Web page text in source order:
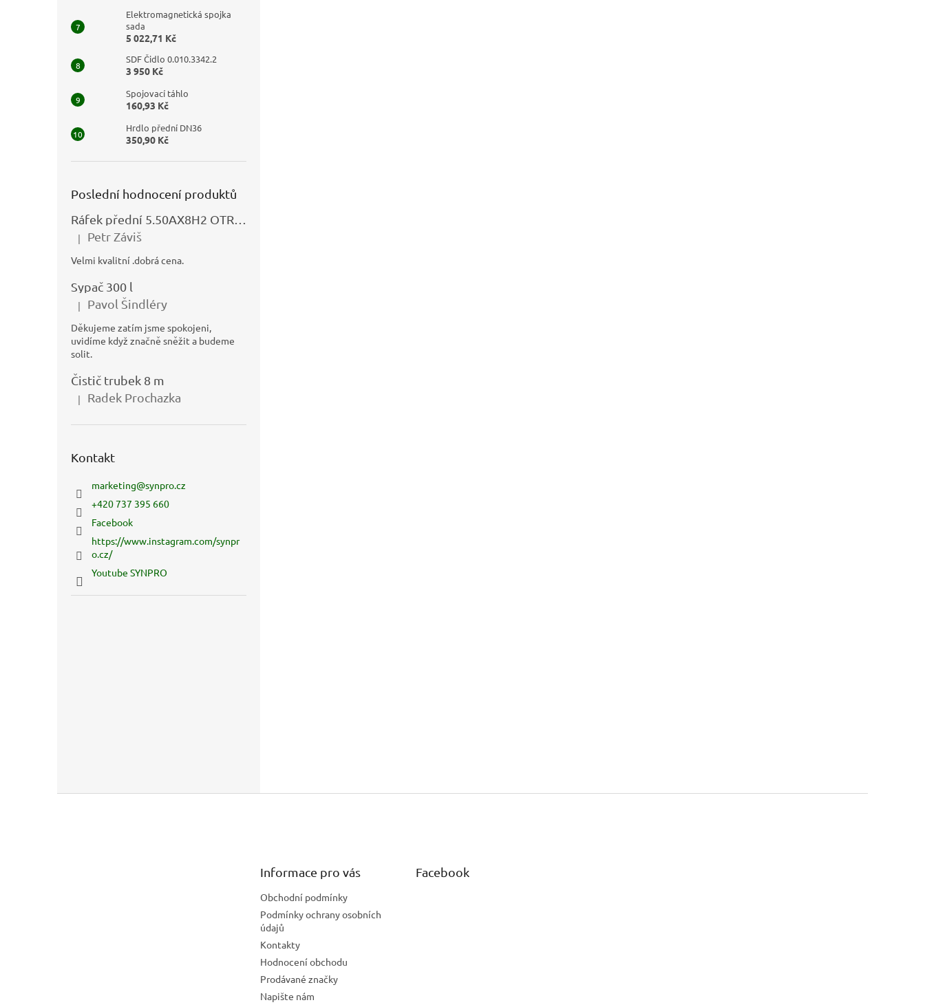
Elektromagnetická spojka
sada
5 022,71 Kč
SDF Čidlo 0.010.3342.2
3 950 Kč
Spojovací táhlo
160,93 Kč
Hrdlo přední DN36
350,90 Kč
Poslední hodnocení produktů
Hodnocení produktu je 5 z 5 hvězdiček.
| Petr Záviš
Velmi kvalitní .dobrá cena.
Sypač 300 l
Hodnocení produktu je 5 z 5 hvězdiček.
| Pavol Šindléry
Děkujeme zatím jsme spokojeni,
uvidíme když značně sněžit a budeme
solit.
Čistič trubek 8 m
Hodnocení produktu je 5 z 5 hvězdiček.
| Radek Prochazka
Kontakt
marketing@synpro.cz
+420 737 395 660
Facebook
https://www.instagram.com/synpr
o.cz/
Youtube SYNPRO
Informace pro vás
Obchodní podmínky
Podmínky ochrany osobních
údajů
Kontakty
Hodnocení obchodu
Prodávané značky
Napište nám
Facebook